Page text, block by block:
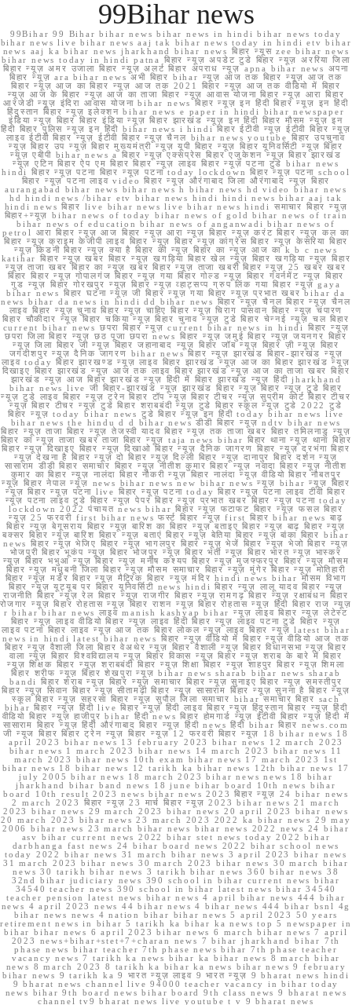
99Bihar news
99Bihar 99 Bihar bihar news bihar news in hindi bihar news today
bihar news live bihar news aaj tak bihar news today in hindi etv bihar
news aaj ka bihar news jharkhand bihar news बिहार न्यूस zee bihar news
bihar news today in hindi patna बिहार न्यूज़ अपडेट टुडे बिहार न्यूज़ अररिया जिला
बिहार न्यूज़ अमर उजाला बिहार न्यूज़ अलर्ट बिहार अपराध न्यूज़ apna bihar news अपना
बिहार न्यूज़ ara bihar news अभी बिहार bihar न्यूज़ आज तक बिहार न्यूज़ आज तक
बिहार न्यूज़ आज का बिहार न्यूज़ आज तक 2021 बिहार न्यूज़ आज तक वीडियो में बिहार
न्यूज़ आज के बिहार न्यूज़ आज का ताजा बिहार न्यूज़ आवास योजना बिहार न्यूज़ आरा बिहार
आरजेडी न्यूज़ इंदिरा आवास योजना bihar news बिहार न्यूज़ इन हिंदी बिहार न्यूज़ इन हिंदी
हिंदुस्तान बिहार न्यूज़ इलेक्शन bihar news e paper in hindi bihar newspaper
इंडिया न्यूज़ बिहार बिहार इंडिया न्यूज़ बिहार झारखंड न्यूज़ इन हिंदी बिहार मौसम न्यूज़ इन
हिंदी बिहार पुलिस न्यूज़ इन हिंदी bihar news i hindi बिहार ईटीवी न्यूज़ ईटीवी बिहार न्यूज़
लाइव ईटीवी बिहार न्यूज़ ईटीवी बिहार न्यूज़ चैनल bihar news youtube बिहार उपचुनाव
न्यूज़ बिहार उप न्यूज़ बिहार मुख्यमंत्री न्यूज़ यूपी बिहार न्यूज़ बिहार यूनिवर्सिटी न्यूज़ बिहार
न्यूज़ एबीपी bihar news a बिहार न्यूज़ एक्सप्रेस बिहार एजुकेशन न्यूज़ बिहार झारखंड
न्यूज़ एटिन बिहार ऐप एम बिहार बिहार न्यूज़ लाइव बिहार न्यूज़ पटना टुडे bihar news
hindi बिहार न्यूज़ पटना बिहार न्यूज़ पटना today lockdown बिहार न्यूज़ पटना school
बिहार न्यूज़ पटना लाइव video बिहार न्यूज़ औरंगाबाद जिला औरंगाबाद न्यूज़ बिहार
aurangabad bihar news bihar news h bihar news hd video bihar news
hd hindi news /bihar etv bihar news hindi hindi news bihar aaj tak
hindi news बिहार live bihar news live bihar news hindi समाचार बिहार न्यूज़
बिहार+न्यूज़ bihar news of today bihar news of gold bihar news of train
bihar news of education bihar news of anganwadi bihar news of
petrol आरा बिहार न्यूज़ आज बिहार न्यूज़ आरा न्यूज़ बिहार न्यूज़ करंट बिहार न्यूज़ कल का
बिहार न्यूज़ क्राइम केजीपी लाइव बिहार न्यूज़ बिहार न्यूज़ कांग्रेस बिहार न्यूज़ केसरिया बिहार
न्यूज़ किडनी बिहार न्यूज़ क्या है बिहार की न्यूज़ बिहार का न्यूज़ आज का k b c news
katihar बिहार न्यूज़ खबर बिहार न्यूज़ खगड़िया बिहार खेल न्यूज़ बिहार खगड़िया न्यूज़ बिहार
न्यूज़ ताजा खबर बिहार का न्यूज़ खबर बिहार न्यूज़ ताजा खबरी बिहार न्यूज़ 25 खबर खबर
बिहार बिहार न्यूज़ गोपालगंज बिहार न्यूज़ गया बिहार गोल्ड न्यूज़ बिहार गवर्नमेंट न्यूज़ बिहार
गुड न्यूज़ बिहार गोरखपुर न्यूज़ बिहार न्यूज़ व्हाट्सप्प ग्रुप लिंक गया बिहार न्यूज़ gaya
bihar news बिहार घटना न्यूज़ जी बिहार न्यूज़ गया बिहार न्यूज़ प्रभात खबर bihar da
news bihar da news in hindi dd bihar news बिहार न्यूज़ चैनल बिहार न्यूज़ चैनल
लाइव बिहार न्यूज़ चुनाव बिहार न्यूज़ चाहिए बिहार न्यूज़ चिराग पासवान बिहार न्यूज़ चंपारण
बिहार चौकीदार न्यूज़ बिहार चकिया न्यूज़ बिहार चुनाव न्यूज़ टुडे बिहार चेन्नई न्यूज़ चल बिहार
current bihar news छपरा बिहार न्यूज़ current bihar news in hindi बिहार न्यूज़
छपरा जिला बिहार न्यूज़ छठ पूजा छपरा news बिहार न्यूज़ जमुई बिहार न्यूज़ जयनगर बिहार
न्यूज़ जिला बिहार जी न्यूज़ बिहार जहानाबाद न्यूज़ बिहार जॉब न्यूज़ बिहार ज़ी न्यूज़ बिहार
जगदीशपुर न्यूज़ दैनिक जागरण bihar news बिहार न्यूज़ झारखंड बिहार-झारखंड न्यूज़
लाइव today बिहार झारखण्ड न्यूज़ लाइव बिहार झारखंड न्यूज़ आज का बिहार झारखंड न्यूज़
दिखाइए बिहार झारखंड न्यूज़ आज तक लाइव बिहार झारखंड न्यूज़ आज का ताजा खबर बिहार
झारखंड न्यूज़ आज बिहार झारखंड न्यूज़ हिंदी में बिहार झारखंड न्यूज़ हिंदी jharkhand
bihar news live जी बिहार-झारखंड न्यूज़ झारखंड बिहार न्यूज़ बिहार न्यूज़ टुडे बिहार
न्यूज़ टुडे लाइव बिहार न्यूज़ ट्रेन बिहार टॉप न्यूज़ बिहार टीचर न्यूज़ सुप्रीम कोर्ट बिहार टीचर
न्यूज़ बिहार टीचर न्यूज़ टुडे बिहार शराबबंदी न्यूज़ टुडे बिहार स्कूल न्यूज़ टुडे 2022 टुडे
बिहार न्यूज़ today bihar news टुडे बिहार न्यूज़ इन हिंदी today bihar news live
bihar news the hindu d d bihar news डीडी बिहार न्यूज़ ndtv bihar news
बिहार न्यूज़ ताजा बिहार न्यूज़ तेजस्वी यादव बिहार न्यूज़ तक ताजा खबर बिहार तमिलनाडु न्यूज़
बिहार का न्यूज़ ताजा खबर ताजा बिहार न्यूज़ taja news bihar बिहार थाना न्यूज़ थाना बिहार
बिहार न्यूज़ दिखाइए बिहार न्यूज़ दिखाओ बिहार न्यूज़ दैनिक जागरण बिहार न्यूज़ दरभंगा बिहार
न्यूज़ देखना है बिहार न्यूज़ दो बिहार न्यूज़ दिल्ली बिहार न्यूज़ दानापुर बिहार दर्शन न्यूज़
सासाराम डीडी बिहार समाचार बिहार न्यूज़ नीतीश कुमार बिहार न्यूज़ नवादा बिहार न्यूज़ नीतीश
कुमार का बिहार न्यूज़ नालंदा बिहार नौकरी न्यूज़ बिहार नालंदा न्यूज़ वीडियो बिहार नौबतपुर
न्यूज़ बिहार नेपाल न्यूज़ news bihar news new bihar news न्यूज़ bihar न्यूज़ बिहार
न्यूज़ बिहार न्यूज़ पटना live बिहार न्यूज़ पटना today बिहार न्यूज़ पटना लाइव टीवी बिहार
न्यूज़ पटना लाइव टुडे बिहार न्यूज़ पेपर बिहार न्यूज़ प्रभात खबर बिहार न्यूज़ पटना today
lockdown 2022 पंचायत news bihar बिहार न्यूज़ फटाफट बिहार न्यूज़ फसल बिहार
न्यूज़ 25 फरवरी first bihar news फर्स्ट बिहार न्यूज़ first बिहार bihar news बाढ़
बिहार न्यूज़ बेगूसराय बिहार न्यूज़ बारिश का बिहार न्यूज़ बताइए बिहार न्यूज़ बाढ़ बिहार न्यूज़
बक्सर बिहार न्यूज़ बारिश बिहार न्यूज़ बताएं बिहार न्यूज़ बेतिया बिहार न्यूज़ बांका बिहार bihar
news बिहार न्यूज़ भेजिए बिहार न्यूज़ भागलपुर बिहार न्यूज़ भेजें बिहार न्यूज़ भेजो बिहार न्यूज़
भोजपुरी बिहार भूकंप न्यूज़ बिहार भोजपुर न्यूज़ बिहार भर्ती न्यूज़ बिहार भारत न्यूज़ भास्कर
न्यूज़ बिहार भभुआ न्यूज़ बिहार न्यूज़ मनीष कश्यप बिहार न्यूज़ मुजफ्फरपुर बिहार न्यूज़ मौसम
बिहार न्यूज़ मधुबनी जिला बिहार न्यूज़ मौसम समाचार बिहार न्यूज़ मुंगेर बिहार न्यूज़ मोतिहारी
बिहार न्यूज़ मर्डर बिहार न्यूज़ मैट्रिक बिहार न्यूज़ मंदिर hindi news bihar मौसम विभाग
बिहार न्यूज़ यूट्यूब पर बिहार यूनिवर्सिटी news hindi बिहार न्यूज़ लालू यादव बिहार न्यूज़
राजनीति बिहार न्यूज़ रेल बिहार न्यूज़ राजगीर बिहार न्यूज़ रामगढ़ बिहार न्यूज़ रक्षाबंधन बिहार
रोजगार न्यूज़ बिहार रोहतास न्यूज़ बिहार राशन न्यूज़ बिहार रोहतास न्यूज़ हिंदी बिहार राज न्यूज़
r bihar bihar news लाइव manish kashyap bihar न्यूज़ लाइव बिहार न्यूज़ लेटेस्ट
बिहार न्यूज़ लाइव वीडियो बिहार न्यूज़ लाइव हिंदी बिहार न्यूज़ लाइव पटना टुडे बिहार न्यूज़
लाइव पटना बिहार लाइव न्यूज़ आज तक बिहार लोकल न्यूज़ लाइव बिहार न्यूज़ latest bihar
news in hindi latest bihar news बिहार न्यूज़ वीडियो में बिहार न्यूज़ वीडियो आज तक
बिहार न्यूज़ वैशाली जिला बिहार वेअथेर न्यूज़ बिहार वैशाली न्यूज़ बिहार विधानसभा न्यूज़ बिहार
वाला न्यूज़ बिहार विश्वविद्यालय न्यूज़ बिहार विकास न्यूज़ बिहार न्यूज़ शराब के बारे में बिहार
न्यूज़ शिक्षक बिहार न्यूज़ शराबबंदी बिहार न्यूज़ शिक्षा बिहार न्यूज़ शाहपुर बिहार न्यूज़ शिमला
बिहार शरीफ न्यूज़ बिहार शेखपुरा न्यूज़ bihar news sharab bihar news sharab
bandi बिहार शराब न्यूज़ बिहार न्यूज़ समाचार बिहार न्यूज़ सुनाइए बिहार न्यूज़ समस्तीपुर
बिहार न्यूज़ सिवान बिहार न्यूज़ सीतामढ़ी बिहार न्यूज़ सासाराम बिहार न्यूज़ सुनना है बिहार न्यूज़
स्कूल बिहार न्यूज़ सहरसा बिहार न्यूज़ सुपौल जिला समाचार bihar समाचार बिहार sach
bihar बिहार न्यूज़ हिंदी live बिहार न्यूज़ हिंदी लाइव बिहार न्यूज़ हिंदुस्तान बिहार न्यूज़ हिंदी
वीडियो बिहार न्यूज़ हाजीपुर bihar हिंदी news बिहार होमगार्ड न्यूज़ ईटीवी बिहार न्यूज़ हिंदी में
सासाराम बिहार न्यूज़ हिंदी औरंगाबाद बिहार न्यूज़ हिंदी news हिंदी bihar बिहार news.com
जी न्यूज बिहार बिहार ट्रेन न्यूज़ बिहार न्यूज़ 12 फरवरी बिहार न्यूज़ 18 bihar news 18
april 2023 bihar news 13 february 2023 bihar news 12 march 2023
bihar news 1 march 2023 bihar news 14 march 2023 bihar news 11
march 2023 bihar news 10th exam bihar news 17 march 2023 1st
bihar news 18 bihar news 12 tarikh ka bihar news 12th bihar news 17
july 2005 bihar news 18 march 2023 bihar news news 18 bihar
jharkhand bihar band news 18 june bihar board 10th news bihar
board 10th result 2023 news bihar news 2023 बिहार न्यूज़ 24 bihar news
2 march 2023 बिहार न्यूज़ 23 मार्च बिहार न्यूज़ 2023 bihar news 21 march
2023 bihar news 29 march 2023 bihar news 20 april 2023 bihar news
20 march 2023 bihar news 23 march 2023 2022 ka bihar news 29 may
2006 bihar news 23 march bihar news bihar news 2022 news 24 bihar
asv bihar current news 2022 bihar stet news today 2022 bihar
darbhanga fast news 24 bihar board news 2022 bihar school news
today 2022 bihar news 31 march bihar news 3 april 2023 bihar news
31 march 2023 bihar news 30 march 2023 bihar news 30 march bihar
news 30 tarikh bihar news 3 tarikh bihar news 360 bihar news 38
32nd bihar judiciary news 390 school in bihar current news bihar
34540 teacher news 390 school in bihar latest news bihar 34540
teacher pension latest news bihar news 4 april bihar news 444 bihar
news 4 april 2023 news 44 bihar news 4 bihar news 444 bihar bsnl 4g
bihar news news 4 nation bihar bihar news 5 april 2023 50 years
retirement news in bihar 5 tarikh ka bihar ka news top 5 newspaper in
bihar bihar news 6 april 2023 bihar news 6 march bihar news 7 april
2023 news+bihar+stet+7+charan news 7 bihar jharkhand bihar 7th
phase news bihar teacher 7th phase news bihar 7th phase teacher
vacancy news 7 tarikh ka news bihar ka bihar news 8 march bihar
news 8 march 2023 8 tarikh ka bihar ka news bihar news 9 february
bihar news 9 tarikh ka 9 भारत न्यूज़ लाइव 9 भारत न्यूज़ 9 bharat news hindi
9 bharat news channel live 94000 teacher vacancy in bihar today
news bihar 9th board news bihar board 9th class news 9 bharat news
channel tv9 bharat news live youtube t v 9 bharat news